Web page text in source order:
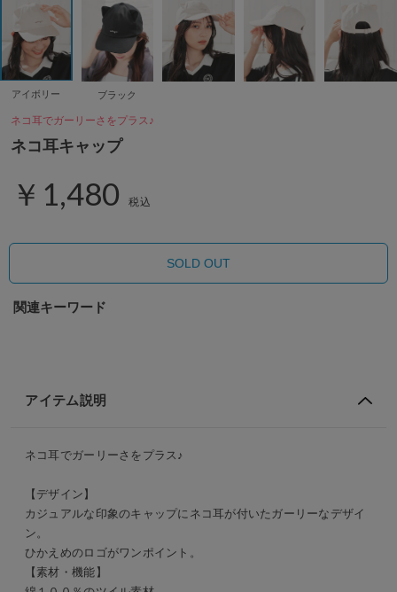
アイボリー ブラック
ネコ耳でガーリーさをプラス♪
ネコ耳キャップ
￥1,480 税込
SOLD OUT
関連キーワード
アイテム説明
ネコ耳でガーリーさをプラス♪
【デザイン】
カジュアルな印象のキャップにネコ耳が付いたガーリーなデザイ
ン。
ひかえめのロゴがワンポイント。
【素材・機能】